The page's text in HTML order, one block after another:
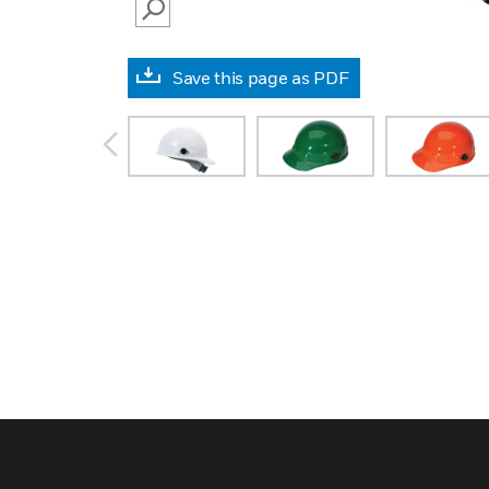
SEARCH
Save this page as PDF
prev